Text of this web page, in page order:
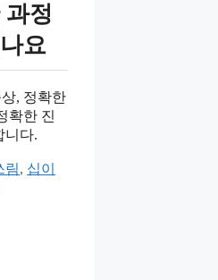
과정
요
, 정확한
확한 진
니다.
림, 십이